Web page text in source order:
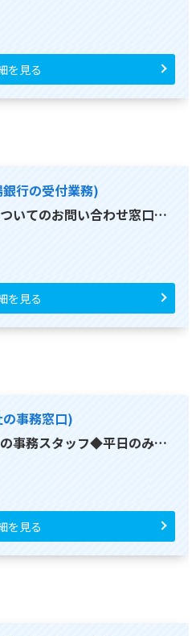
を見る
行の受付業務)
いてのお問い合わせ窓口…
を見る
事務窓口)
事務スタッフ◆平日のみ…
を見る